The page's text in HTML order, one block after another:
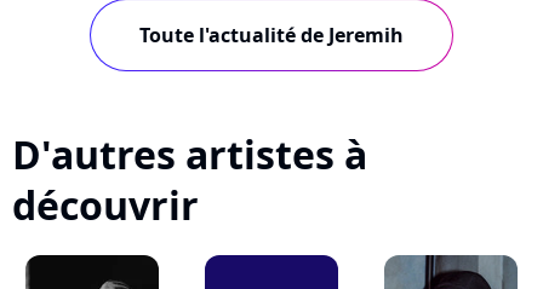
Découvrez la nouvelle vidéo de Jeremih
September 23, 2009Toute l'actualité de Jeremih
D'autres artistes à
découvrir